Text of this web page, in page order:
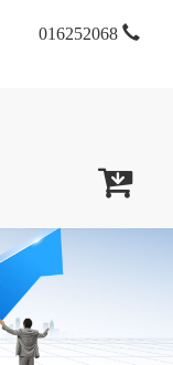
016252068